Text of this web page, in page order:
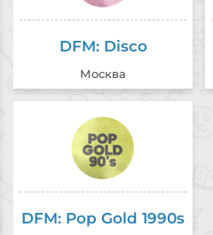
DFM: Disco
Москва
DFM: Pop Gold 1990s